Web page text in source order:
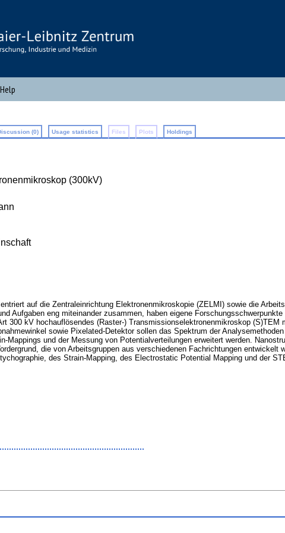
Help
(0) Usage statistics Files Plots Holdings
(300kV)
auf die Zentraleinrichtung Elektronenmikroskopie (ZELMI) sowie die
Aufgaben eng miteinander zusammen, haben eigene
300 kV hochauflösendes (Raster-) Transmissionselektronenmikroskop (S)TEM
sowie Pixelated-Detektor sollen das Spektrum der
Mappings und der Messung von Potentialverteilungen erweitert werden.
die von Arbeitsgruppen aus verschiedenen Fachrichtungen entwickelt
des Strain-Mapping, des Electrostatic Potential Mapping und der